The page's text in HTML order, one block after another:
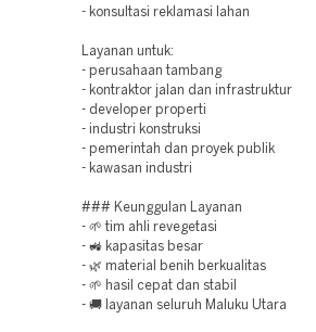
- konsultasi reklamasi lahan
Layanan untuk:
- perusahaan tambang
- kontraktor jalan dan infrastruktur
- developer properti
- industri konstruksi
- pemerintah dan proyek publik
- kawasan industri
### Keunggulan Layanan
- 🌱 tim ahli revegetasi
- 🚜 kapasitas besar
- 🌿 material benih berkualitas
- 🌱 hasil cepat dan stabil
- 🚚 layanan seluruh Maluku Utara